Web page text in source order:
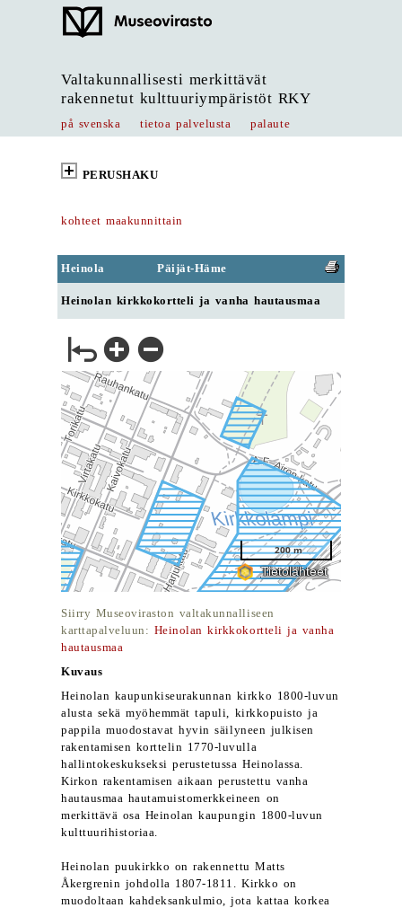
Valtakunnallisesti merkittävät
rakennetut kulttuuriympäristöt RKY
på svenska tietoa palvelusta palaute
PERUSHAKU
kohteet maakunnittain
Heinola Päijät-Häme
Heinolan kirkkokortteli ja vanha hautausmaa
Siirry Museoviraston valtakunnalliseen
karttapalveluun: Heinolan kirkkokortteli ja vanha
hautausmaa
Kuvaus
Heinolan kaupunkiseurakunnan kirkko 1800-luvun
alusta sekä myöhemmät tapuli, kirkkopuisto ja
pappila muodostavat hyvin säilyneen julkisen
rakentamisen korttelin 1770-luvulla
hallintokeskukseksi perustetussa Heinolassa.
Kirkon rakentamisen aikaan perustettu vanha
hautausmaa hautamuistomerkkeineen on
merkittävä osa Heinolan kaupungin 1800-luvun
kulttuurihistoriaa.
Heinolan puukirkko on rakennettu Matts
Åkergrenin johdolla 1807-1811. Kirkko on
muodoltaan kahdeksankulmio, jota kattaa korkea